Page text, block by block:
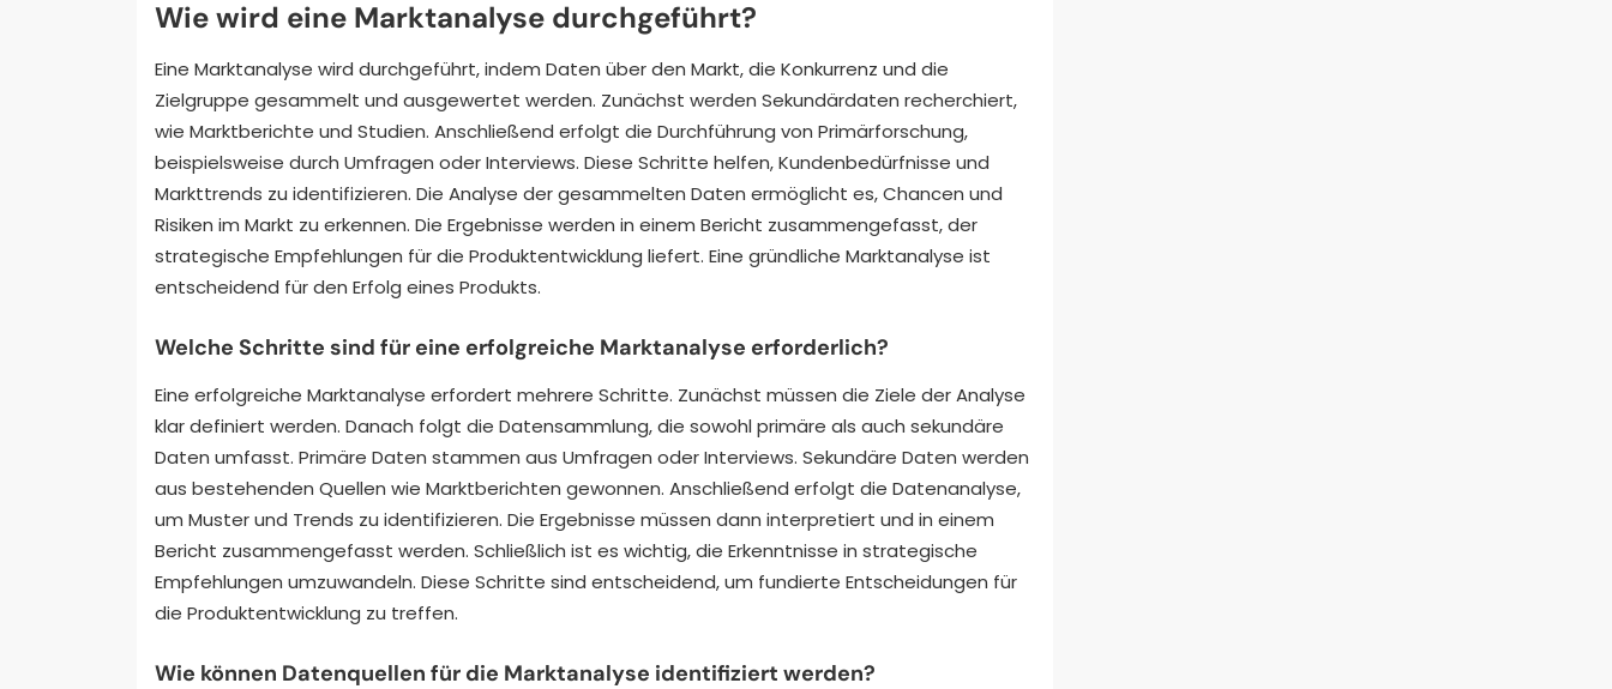
Wie wird eine Marktanalyse durchgeführt?
Eine Marktanalyse wird durchgeführt, indem Daten über den Markt, die Konkurrenz und die
Zielgruppe gesammelt und ausgewertet werden. Zunächst werden Sekundärdaten recherchiert,
wie Marktberichte und Studien. Anschließend erfolgt die Durchführung von Primärforschung,
beispielsweise durch Umfragen oder Interviews. Diese Schritte helfen, Kundenbedürfnisse und
Markttrends zu identifizieren. Die Analyse der gesammelten Daten ermöglicht es, Chancen und
Risiken im Markt zu erkennen. Die Ergebnisse werden in einem Bericht zusammengefasst, der
strategische Empfehlungen für die Produktentwicklung liefert. Eine gründliche Marktanalyse ist
entscheidend für den Erfolg eines Produkts.
Welche Schritte sind für eine erfolgreiche Marktanalyse erforderlich?
Eine erfolgreiche Marktanalyse erfordert mehrere Schritte. Zunächst müssen die Ziele der Analyse
klar definiert werden. Danach folgt die Datensammlung, die sowohl primäre als auch sekundäre
Daten umfasst. Primäre Daten stammen aus Umfragen oder Interviews. Sekundäre Daten werden
aus bestehenden Quellen wie Marktberichten gewonnen. Anschließend erfolgt die Datenanalyse,
um Muster und Trends zu identifizieren. Die Ergebnisse müssen dann interpretiert und in einem
Bericht zusammengefasst werden. Schließlich ist es wichtig, die Erkenntnisse in strategische
Empfehlungen umzuwandeln. Diese Schritte sind entscheidend, um fundierte Entscheidungen für
die Produktentwicklung zu treffen.
Wie können Datenquellen für die Marktanalyse identifiziert werden?